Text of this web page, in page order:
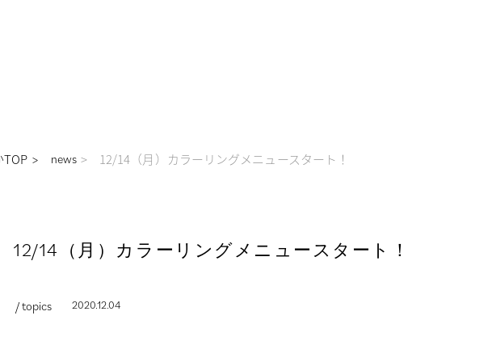
TOP news 12/14（月）カラーリングメニュースタート！
12/14（月）カラーリングメニュースタート！
/ topics 2020.12.04